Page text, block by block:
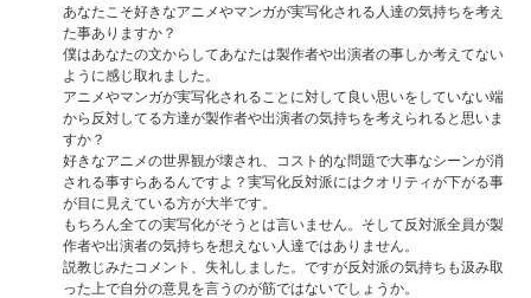
あなたこそ好きなアニメやマンガが実写化される人達の気持ちを考え
た事ありますか？
僕はあなたの文からしてあなたは製作者や出演者の事しか考えてない
ように感じ取れました。
アニメやマンガが実写化されることに対して良い思いをしていない端
から反対してる方達が製作者や出演者の気持ちを考えられると思いま
すか？
好きなアニメの世界観が壊され、コスト的な問題で大事なシーンが消
される事すらあるんですよ？実写化反対派にはクオリティが下がる事
が目に見えている方が大半です。
もちろん全ての実写化がそうとは言いません。そして反対派全員が製
作者や出演者の気持ちを想えない人達ではありません。
説教じみたコメント、失礼しました。ですが反対派の気持ちも汲み取
った上で自分の意見を言うのが筋ではないでしょうか。